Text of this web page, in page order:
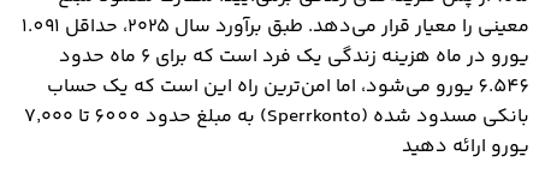
معینی را معیار قرار می‌دهد. طبق برآورد سال ۲۰۲۵، حداقل 1.091
یورو در ماه هزینه زندگی یک فرد است که برای ۶ ماه حدود
6.546 یورو می‌شود، اما امن‌ترین راه این است که یک حساب
بانکی مسدود شده (Sperrkonto) به مبلغ حدود 6000 تا 7٬۰۰۰
یورو ارائه دهید